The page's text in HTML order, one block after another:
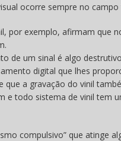
ocorre sempre no campo
por exemplo, afirmam que
de um sinal é algo
digital que lhes
que a gravação do vinil
e todo sistema de vinil tem
compulsivo” que atinge